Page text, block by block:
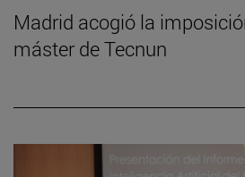
Madrid acogió la
máster de Tecnun